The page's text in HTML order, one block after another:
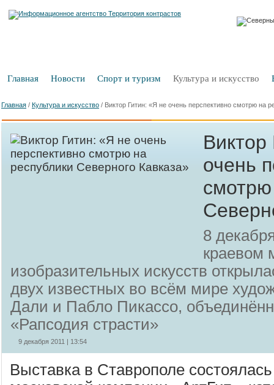
Главная Новости Спорт и туризм Культура и искусство
Главная / Культура и искусство / Виктор Гитин: «Я не очень перспективно смотрю на
очень
смотрю
8
краевом
изобразительных искусств
двух известных во всём мире
Дали и Пабло Пикассо,
«Рапсодия страсти»
9 декабря 2011 | 13:54
Выставка в Ставрополе